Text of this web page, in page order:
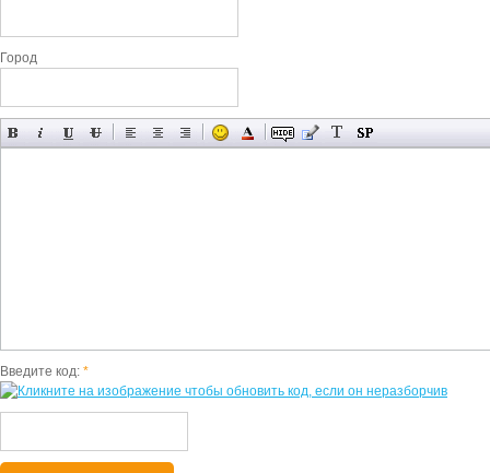
Город
Введите код: *